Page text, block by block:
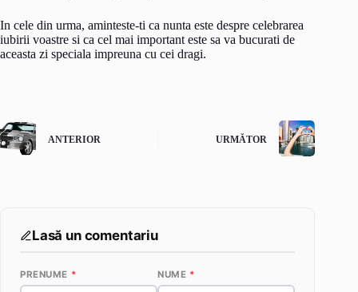
In cele din urma, aminteste-ti ca nunta este despre celebrarea
iubirii voastre si ca cel mai important este sa va bucurati de
aceasta zi speciala impreuna cu cei dragi.
ANTERIOR URMĂTOR
Lasă un comentariu
PRENUME * NUME *